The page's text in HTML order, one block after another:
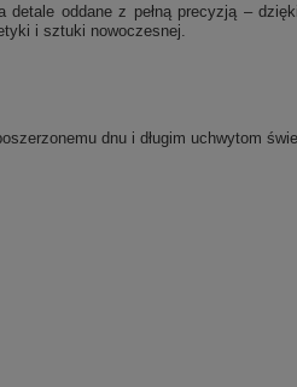
detale oddane z pełną precyzją –
i sztuki nowoczesnej.
dnu i długim uchwytom